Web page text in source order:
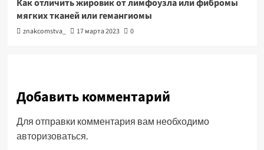
Как отличить жировик от лимфоузла или фибромы
мягких тканей или гемангиомы
znakcomstva_ 17 марта 2023 0
Добавить комментарий
Для отправки комментария вам необходимо
авторизоваться.